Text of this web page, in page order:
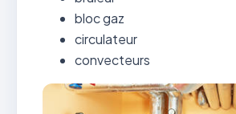
bloc gaz
circulateur
convecteurs